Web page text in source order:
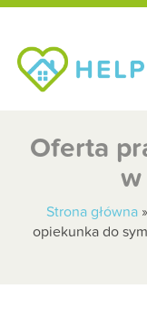
Oferta
w
Strona główna »
opiekunka do